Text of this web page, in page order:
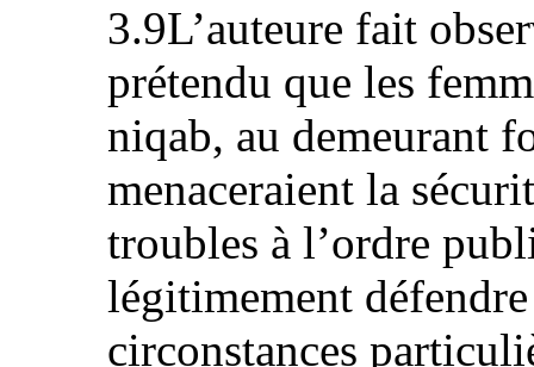
3.9L’auteure fait
prétendu que les
niqab, au demeurant
menaceraient la
troubles à l’ordre
légitimement
circonstances